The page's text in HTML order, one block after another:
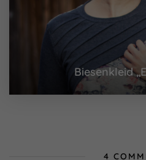
Biesenkleid
4